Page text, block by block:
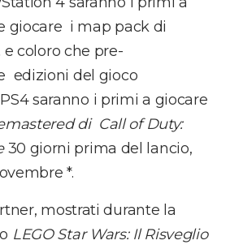
giocare i map pack di
e coloro che pre-
edizioni del gioco
saranno i primi a giocare
di Call of Duty:
30 giorni prima del lancio,
*.
mostrati durante la
LEGO Star Wars: Il Risveglio